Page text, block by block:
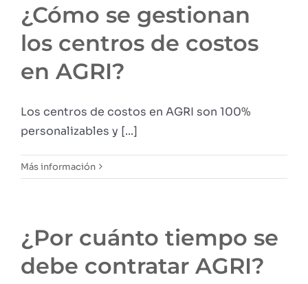
¿Cómo se gestionan
los centros de costos
en AGRI?
Los centros de costos en AGRI son 100%
personalizables y [...]
Más información
¿Por cuánto tiempo se
debe contratar AGRI?